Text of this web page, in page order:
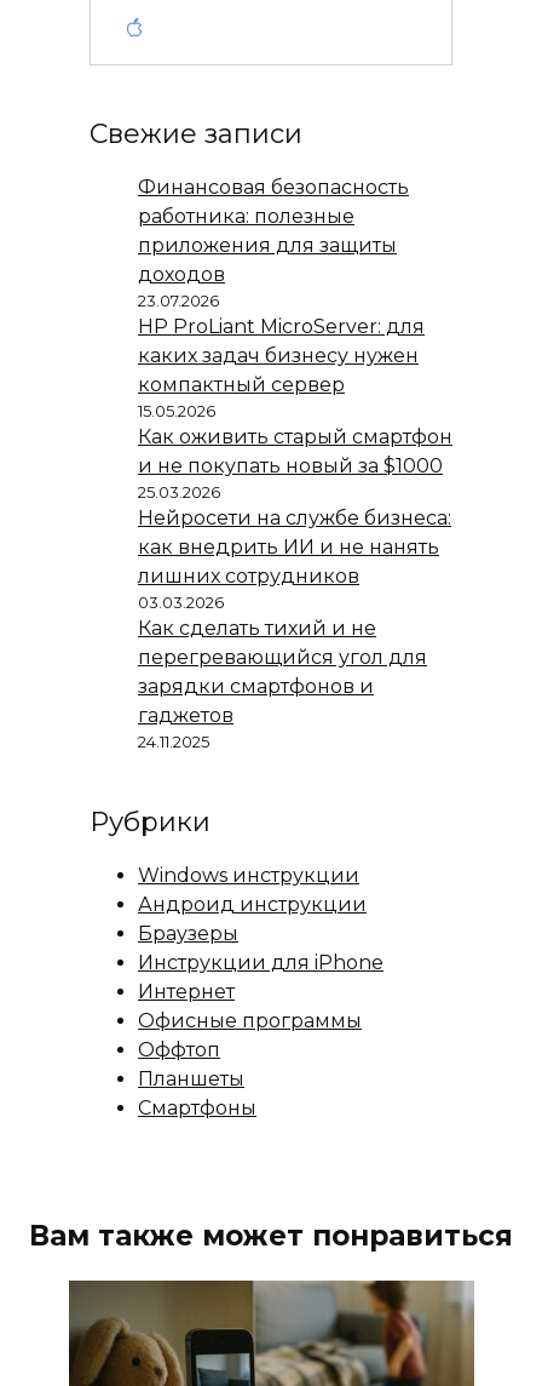
Свежие записи
Финансовая безопасность
работника: полезные
приложения для защиты
доходов
23.07.2026
HP ProLiant MicroServer: для
каких задач бизнесу нужен
компактный сервер
15.05.2026
Как оживить старый смартфон
и не покупать новый за $1000
25.03.2026
Нейросети на службе бизнеса:
как внедрить ИИ и не нанять
лишних сотрудников
03.03.2026
Как сделать тихий и не
перегревающийся угол для
зарядки смартфонов и
гаджетов
24.11.2025
Рубрики
Windows инструкции
Андроид инструкции
Браузеры
Инструкции для iPhone
Интернет
Офисные программы
Оффтоп
Планшеты
Смартфоны
Вам также может понравиться